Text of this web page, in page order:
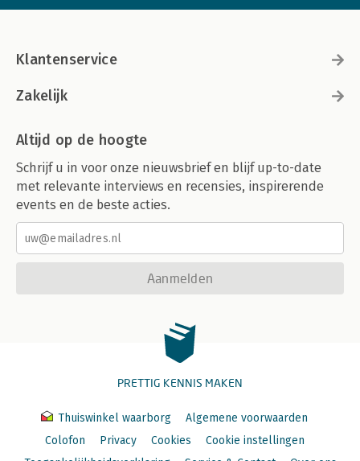
Klantenservice
Zakelijk
Altijd op de hoogte
Schrijf u in voor onze nieuwsbrief en blijf up-to-date
met relevante interviews en recensies, inspirerende
events en de beste acties.
Aanmelden
PRETTIG KENNIS MAKEN
Thuiswinkel waarborg
Algemene voorwaarden
Colofon
Privacy Cookies
Cookie instellingen